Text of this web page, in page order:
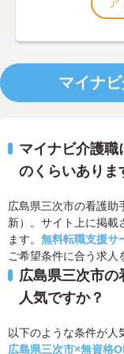
マイナ
マイナビ介護職
のくらいありま
広島県三次市の看護助
新）。サイト上に掲載
ます。 無料転職支援サ
ご希望条件に合う求人
広島県三次市
人気ですか？
以下のような条件が人
広島県三次市×無資格